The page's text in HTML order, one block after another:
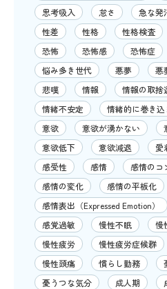
思考吸入
怠さ 急な発
性差
性格 性格検査
恐怖
恐怖感 恐怖症
悩み多き世代
悪夢 悪
悲嘆
情報 情報の取捨
情緒不安定
情緒的に巻き
意欲
意欲が湧かない
意欲低下
意欲減退 愛
感受性
感情
感情のコ
感情の変化
感情の平板化
感情表出（Expressed Emotion）
感覚過敏
慢性不眠
慢
慢性疲労
慢性疲労症候群
慢性頭痛
慣らし勤務
憂うつな気分
成人期